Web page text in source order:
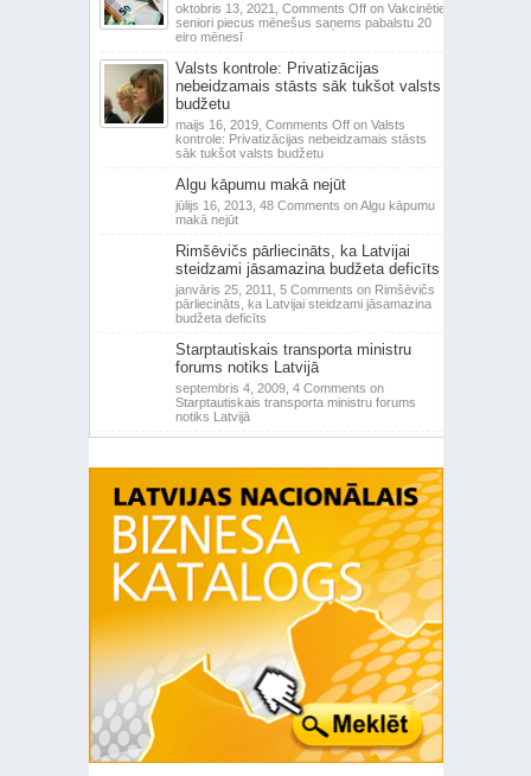
oktobris 13, 2021, Comments Offon Vakcinētie
seniori piecus mēnešus saņems pabalstu 20
eiro mēnesī
Valsts kontrole: Privatizācijas
nebeidzamais stāsts sāk tukšot valsts
budžetu
maijs 16, 2019, Comments Offon Valsts
kontrole: Privatizācijas nebeidzamais stāsts
sāk tukšot valsts budžetu
Algu kāpumu makā nejūt
jūlijs 16, 2013, 48 Comments on Algu kāpumu
makā nejūt
Rimšēvičs pārliecināts, ka Latvijai
steidzami jāsamazina budžeta deficīts
janvāris 25, 2011, 5 Comments on Rimšēvičs
pārliecināts, ka Latvijai steidzami jāsamazina
budžeta deficīts
Starptautiskais transporta ministru
forums notiks Latvijā
septembris 4, 2009, 4 Comments on
Starptautiskais transporta ministru forums
notiks Latvijā